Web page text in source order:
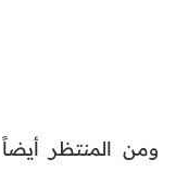
ومن المنتظر